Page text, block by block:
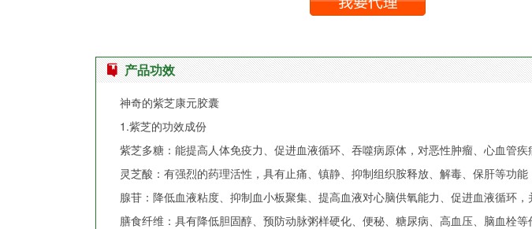
产品功效
神奇的紫芝康元胶囊
1.紫芝的功效成份
紫芝多糖：能提高人体免疫力、促进血液循环、吞噬病原体，对恶性肿瘤、心血管疾
灵芝酸：有强烈的药理活性，具有止痛、镇静、抑制组织胺释放、解毒、保肝等功能
腺苷：降低血液粘度、抑制血小板聚集、提高血液对心脑供氧能力、促进血液循环，
膳食纤维：具有降低胆固醇、预防动脉粥样硬化、便秘、糖尿病、高血压、脑血栓等